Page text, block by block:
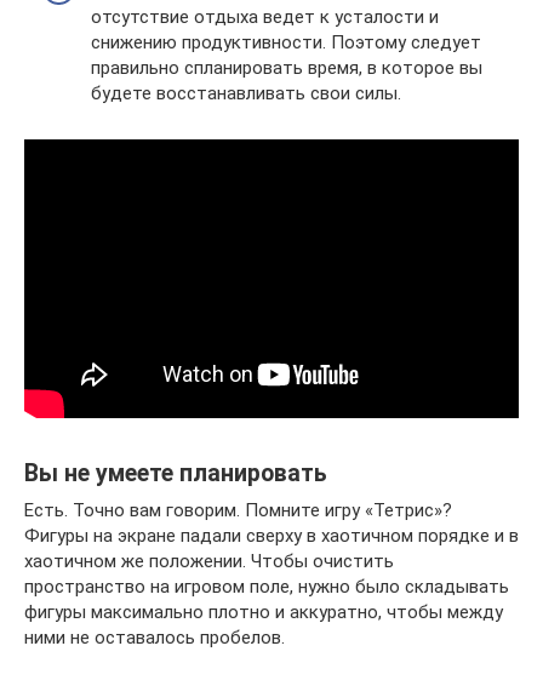
отсутствие отдыха ведет к усталости и
снижению продуктивности. Поэтому следует
правильно спланировать время, в которое вы
будете восстанавливать свои силы.
Вы не умеете планировать
Есть. Точно вам говорим. Помните игру «Тетрис»?
Фигуры на экране падали сверху в хаотичном порядке и в
хаотичном же положении. Чтобы очистить
пространство на игровом поле, нужно было складывать
фигуры максимально плотно и аккуратно, чтобы между
ними не оставалось пробелов.